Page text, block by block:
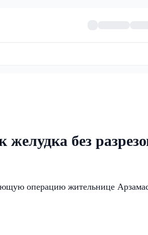
без
операцию жительнице